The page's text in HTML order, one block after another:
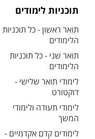
תוכניות לימודים
תואר ראשון - כל תוכניות
הלימודים
תואר שני - כל תוכניות
הלימודים
לימודי תואר שלישי -
דוקטורט
לימודי תעודה ולימודי
המשך
לימודים קדם אקדמיים -